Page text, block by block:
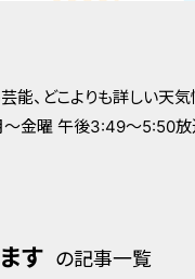
能、どこよりも詳しい天
～金曜 午後3:49～5:50放
す の記事一覧